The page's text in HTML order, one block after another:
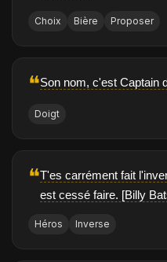
Choix Bière Proposer
❝Son nom, c'est Captain
Doigt
❝T'es carrément fait
est cessé faire. [Billy
Héros Inverse